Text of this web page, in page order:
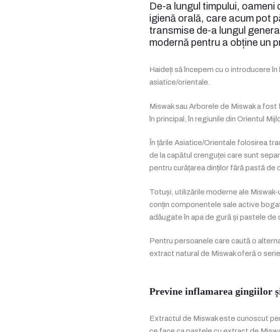
De-a lungul timpului,
igienă orală, care acum pot
transmise de-a lungul
modernă pentru a obține un
Haideți să începem cu o introducere
asiatice/orientale.
Miswak sau Arborele de Miswak a
în principal, în regiunile din Orientul
În țările Asiatice/Orientale folosirea
de la capătul crenguței care sunt
pentru curățarea dinților fără pastă de
Totuși, utilizările moderne ale
conțin componentele sale active
adăugate în apa de gură și pastele de
Pentru persoanele care caută o
extract natural de Miswak oferă o
Previne inflamarea gingiilor
Extractul de Miswak este cunoscut